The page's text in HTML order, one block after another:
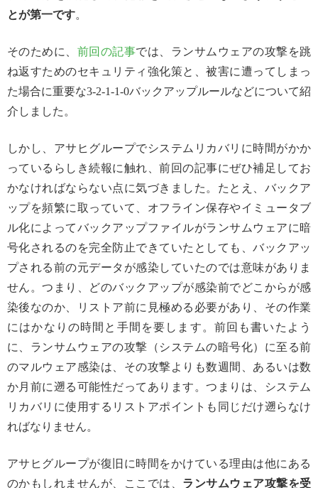
とが第一です。
そのために、 前回の記事では、ランサムウェアの攻撃を跳
ね返すためのセキュリティ強化策と、被害に遭ってしまっ
た場合に重要な3-2-1-1-0バックアップルールなどについて紹
介しました。
しかし、アサヒグループでシステムリカバリに時間がかか
っているらしき続報に触れ、前回の記事にぜひ補足してお
かなければならない点に気づきました。たとえ、バックア
ップを頻繁に取っていて、オフライン保存やイミュータブ
ル化によってバックアップファイルがランサムウェアに暗
号化されるのを完全防止できていたとしても、バックアッ
プされる前の元データが感染していたのでは意味がありま
せん。つまり、どのバックアップが感染前でどこからが感
染後なのか、リストア前に見極める必要があり、その作業
にはかなりの時間と手間を要します。前回も書いたよう
に、ランサムウェアの攻撃（システムの暗号化）に至る前
のマルウェア感染は、その攻撃よりも数週間、あるいは数
か月前に遡る可能性だってあります。つまりは、システム
リカバリに使用するリストアポイントも同じだけ遡らなけ
ればなりません。
アサヒグループが復旧に時間をかけている理由は他にある
のかもしれませんが、ここでは、 ランサムウェア攻撃を受